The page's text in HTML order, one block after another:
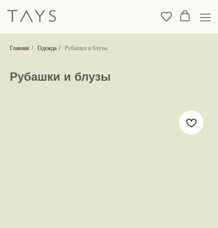
Главная / Одежда / Рубашки и блузы
Рубашки и блузы